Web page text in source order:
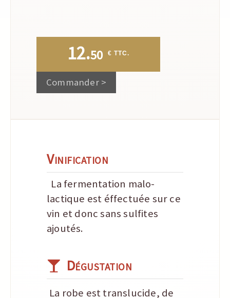
12.50  € TTC.
Commander >
Vinification
La fermentation malo-
lactique est éffectuée sur ce
vin et donc sans sulfites
ajoutés.
Dégustation
La robe est translucide, de